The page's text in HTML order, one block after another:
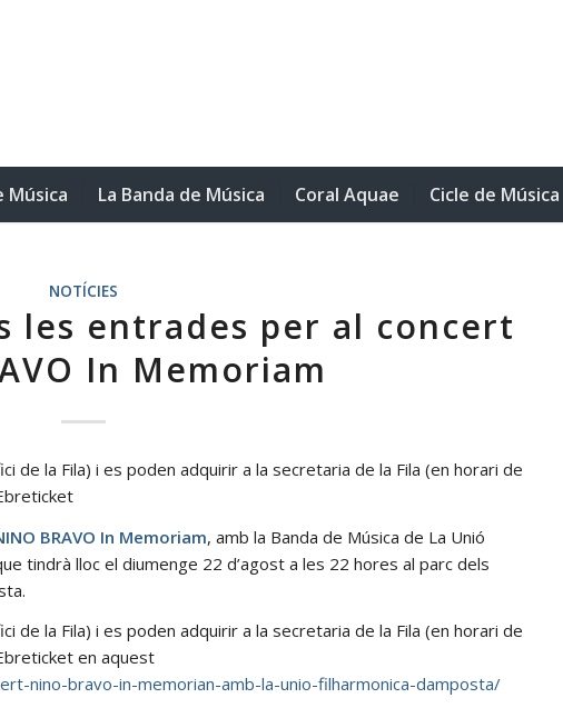
Música La Banda de Música Coral Aquae Cicle de Música
NOTÍCIES
les entrades per al concert
In Memoriam
de la Fila) i es poden adquirir a la secretaria de la Fila (en horari de
BRAVO In Memoriam, amb la Banda de Música de La Unió
tindrà lloc el diumenge 22 d’agost a les 22 hores al parc dels
de la Fila) i es poden adquirir a la secretaria de la Fila (en horari de
en aquest
nino-bravo-in-memorian-amb-la-unio-filharmonica-damposta/